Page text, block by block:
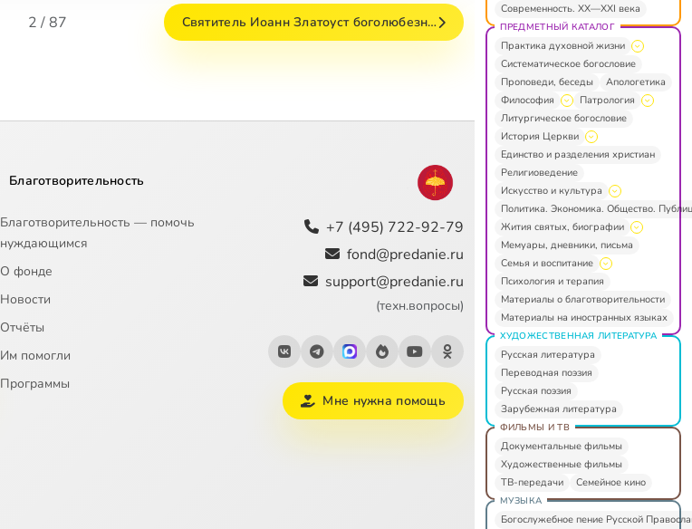
2 / 87 Святитель Иоанн Златоуст боголюбезн…
Благотворительность
Благотворительность — помочь
нуждающимся
О фонде
Новости
Отчёты
Им помогли
Программы
+7 (495) 722-92-79
fond@predanie.ru
support@predanie.ru
(техн.вопросы)
Мне нужна помощь
Современность. XX—XXI века
ПРЕДМЕТНЫЙ КАТАЛОГ
Практика духовной жизни
Систематическое богословие
Проповеди, беседы
Апологетика
Философия
Патрология
Литургическое богословие
История Церкви
Единство и разделения христиан
Религиоведение
Искусство и культура
Политика. Экономика. Общество.
Жития святых, биографии
Мемуары, дневники, письма
Семья и воспитание
Психология и терапия
Материалы о благотворительности
Материалы на иностранных языках
ХУДОЖЕСТВЕННАЯ ЛИТЕРАТУРА
Русская литература
Переводная поэзия
Русская поэзия
Зарубежная литература
ФИЛЬМЫ И ТВ
Документальные фильмы
Художественные фильмы
ТВ-передачи
Семейное кино
МУЗЫКА
Богослужебное пение Русской